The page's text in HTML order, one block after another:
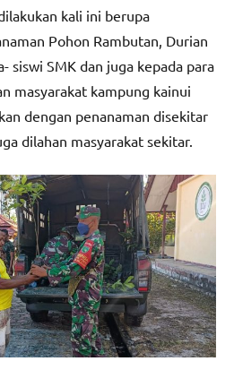
kali ini berupa
Pohon Rambutan, Durian
siswi SMK dan juga kepada para
masyarakat kampung kainui
dengan penanaman disekitar
dilahan masyarakat sekitar.